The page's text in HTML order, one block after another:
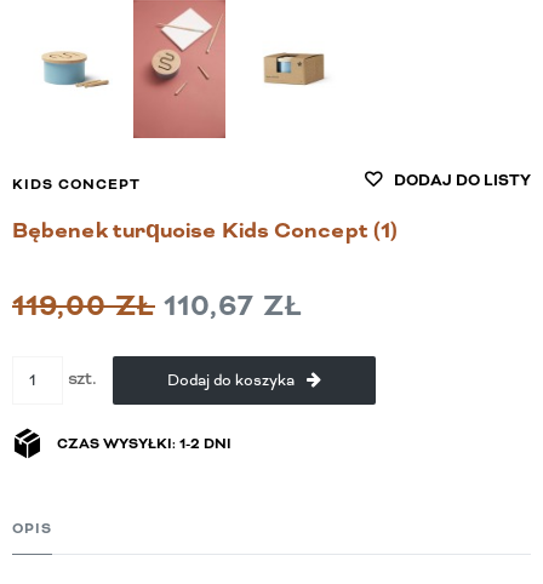
DODAJ DO LISTY
KIDS CONCEPT
Bębenek turquoise Kids Concept (1)
119,00 ZŁ 110,67 ZŁ
szt. Dodaj do koszyka
CZAS WYSYŁKI: 1-2 DNI
OPIS